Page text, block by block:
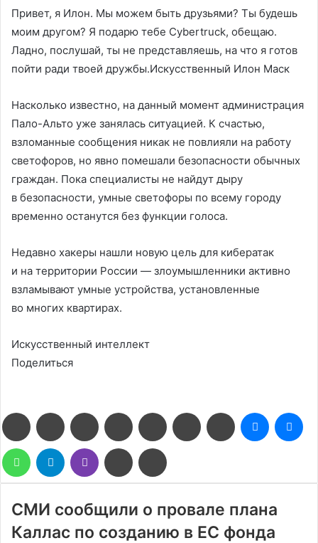
Привет, я Илон. Мы можем быть друзьями? Ты будешь
моим другом? Я подарю тебе Cybertruck, обещаю.
Ладно, послушай, ты не представляешь, на что я готов
пойти ради твоей дружбы.Искусственный Илон Маск
Насколько известно, на данный момент администрация
Пало-Альто уже занялась ситуацией. К счастью,
взломанные сообщения никак не повлияли на работу
светофоров, но явно помешали безопасности обычных
граждан. Пока специалисты не найдут дыру
в безопасности, умные светофоры по всему городу
временно останутся без функции голоса.
Недавно хакеры нашли новую цель для кибератак
и на территории России — злоумышленники активно
взламывают умные устройства, установленные
во многих квартирах.
Искусственный интеллект
Поделиться
FacebookTwitter LinkedIn Pinterest Reddit ВконтактеОдноклассники
Messenger
WhatsAppTelegram Viber
Поделиться
через
электронную
СМИ сообщили о провале плана
Каллас по созданию в ЕС фонда